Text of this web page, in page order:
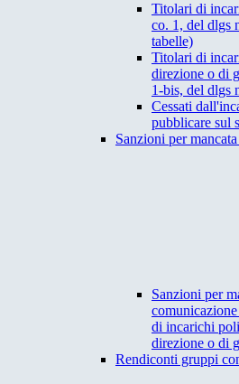
Titolari di
co. 1, del dlgs
tabelle)
Titolari di
direzione o di
1-bis, del dlgs
Cessati
pubblicare sul
Sanzioni per
Sanzioni per
di incarichi
direzione o di
Rendiconti gruppi